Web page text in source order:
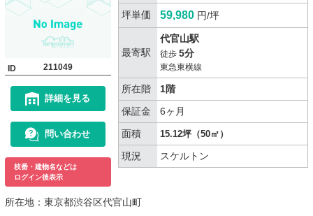
ID 211049
詳細を見る
問い合わせ
枝番・建物名などは
ログイン後表示
坪単価 59,980 円/坪
最寄駅
代官山駅
徒歩 5分
東急東横線
所在階
1階
保証金
6ヶ月
面積
15.12坪（50㎡）
現況 スケルトン
所在地： 東京都渋谷区代官山町